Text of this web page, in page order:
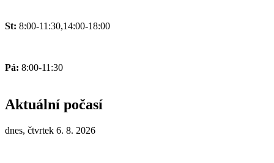
St: 8:00-11:30,14:00-18:00
Pá: 8:00-11:30
Aktuální počasí
dnes, čtvrtek 6. 8. 2026